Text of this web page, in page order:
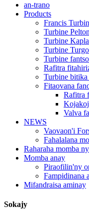
an-trano
Products
Francis
Turbine Pelton
Turbine
Turbine Turgo
Turbine
Rafitra
Turbine
Fitaovana
Rafitra
Valva
NEWS
Vaovaon'i
Fahalalana
Raharaha momba
Momba anay
Piraofilin'ny
Fampidinana
Mifandraisa aminay
Sokajy